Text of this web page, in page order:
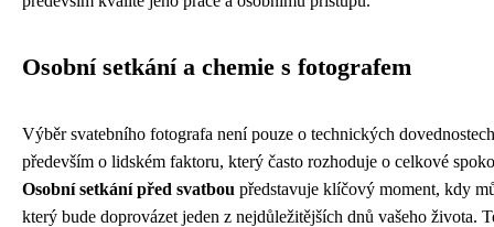
Osobní setkání a chemie s fotografem
Výběr svatebního fotografa není pouze o technických
především o lidském faktoru, který často rozhoduje o celkové
Osobní setkání před svatbou představuje klíčový moment, kdy
který bude doprovázet jeden z nejdůležitějších dnů vašeho života.